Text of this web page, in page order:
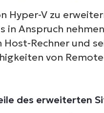
Hyper-V zu
Anspruch
Rechner und
von
des erweiterten
Sehen Sie